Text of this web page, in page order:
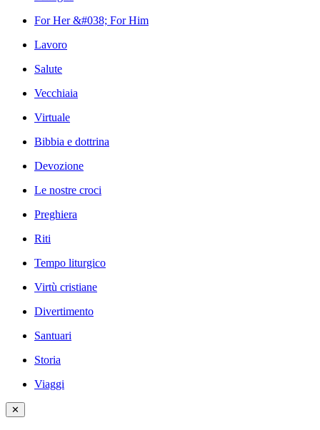
For Her &#038; For Him
Lavoro
Salute
Vecchiaia
Virtuale
Bibbia e dottrina
Devozione
Le nostre croci
Preghiera
Riti
Tempo liturgico
Virtù cristiane
Divertimento
Santuari
Storia
Viaggi
✕